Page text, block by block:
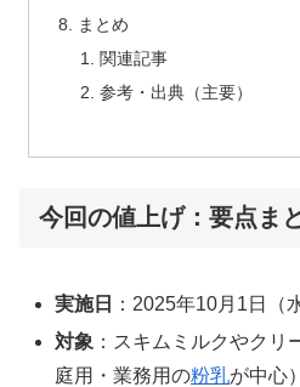
まとめ
関連記事
参考・出典（主要）
今回の値上げ：要点ま
実施日
：2025年10月1日（
対象 ：スキムミルクやクリ
庭用・業務用の粉乳が中心